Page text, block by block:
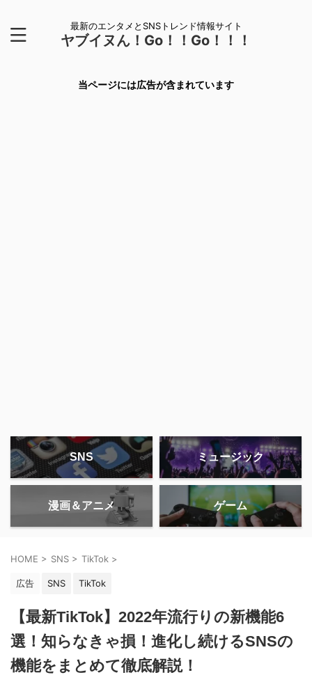
最新のエンタメとSNSトレンド情報サイト
ヤブイヌん！Go！！Go！！！
当ページには広告が含まれています
SNS ミュージック
漫画＆アニメ ゲーム
HOME > SNS > TikTok >
広告 SNS TikTok
【最新TikTok】2022年流行りの新機能6
選！知らなきゃ損！進化し続けるSNSの
機能をまとめて徹底解説！